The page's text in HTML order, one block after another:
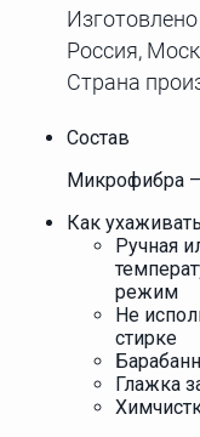
Россия,
Страна
Состав
Микрофибра –
Как ухаживать
Ручная
режим
Не
стирке
Глажка